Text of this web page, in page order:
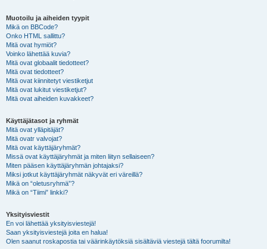
Muotoilu ja aiheiden tyypit
Mikä on BBCode?
Onko HTML sallittu?
Mitä ovat hymiöt?
Voinko lähettää kuvia?
Mitä ovat globaalit tiedotteet?
Mitä ovat tiedotteet?
Mitä ovat kiinnitetyt viestiketjut
Mitä ovat lukitut viestiketjut?
Mitä ovat aiheiden kuvakkeet?
Käyttäjätasot ja ryhmät
Mitä ovat ylläpitäjät?
Mitä ovatr valvojat?
Mitä ovat käyttäjäryhmät?
Missä ovat käyttäjäryhmät ja miten liityn sellaiseen?
Miten pääsen käyttäjäryhmän johtajaksi?
Miksi jotkut käyttäjäryhmät näkyvät eri väreillä?
Mikä on “oletusryhmä”?
Mikä on “Tiimi” linkki?
Yksityisviestit
En voi lähettää yksityisviestejä!
Saan yksityisviestejä joita en halua!
Olen saanut roskapostia tai väärinkäytöksiä sisältäviä viestejä tältä foorumilta!